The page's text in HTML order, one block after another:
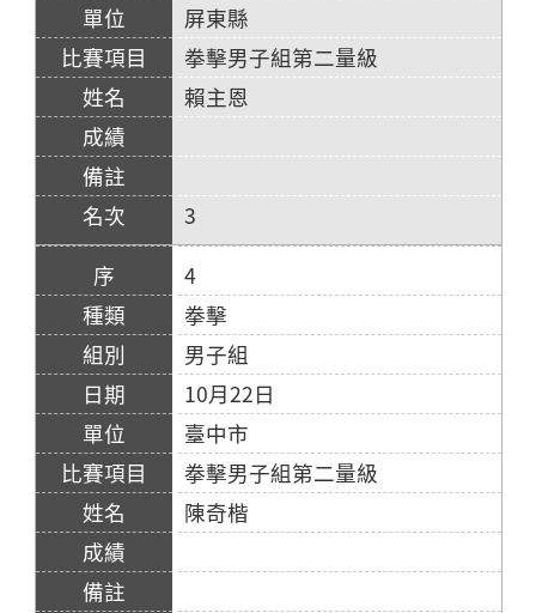
屏東縣
拳擊男子組第二量級
賴主恩
3
4
拳擊
男子組
10月22日
臺中市
拳擊男子組第二量級
陳奇楷